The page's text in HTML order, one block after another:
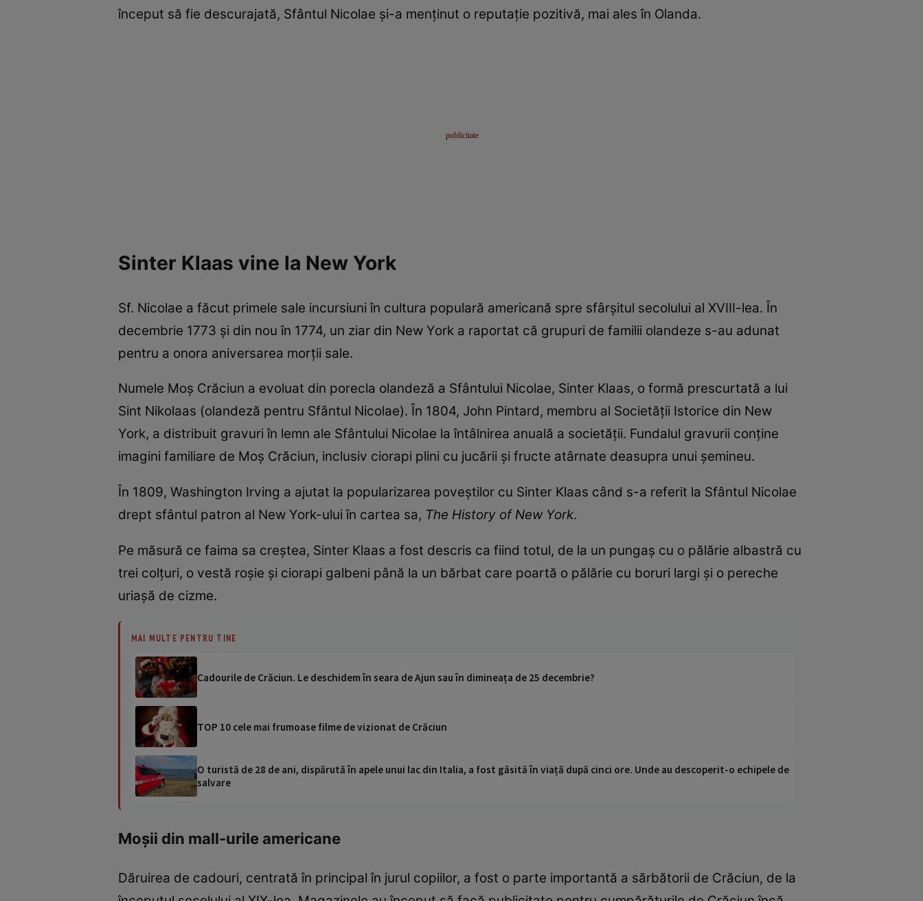
început să fie descurajată, Sfântul Nicolae și-a menținut o reputație pozitivă, mai ales în Olanda.
Sinter Klaas vine la New York
Sf. Nicolae a făcut primele sale incursiuni în cultura populară americană spre sfârșitul secolului al XVIII-lea. În
decembrie 1773 și din nou în 1774, un ziar din New York a raportat că grupuri de familii olandeze s-au adunat
pentru a onora aniversarea morții sale.
Numele Moș Crăciun a evoluat din porecla olandeză a Sfântului Nicolae, Sinter Klaas, o formă prescurtată a lui
Sint Nikolaas (olandeză pentru Sfântul Nicolae). În 1804, John Pintard, membru al Societății Istorice din New
York, a distribuit gravuri în lemn ale Sfântului Nicolae la întâlnirea anuală a societății. Fundalul gravurii conține
imagini familiare de Moș Crăciun, inclusiv ciorapi plini cu jucării și fructe atârnate deasupra unui șemineu.
În 1809, Washington Irving a ajutat la popularizarea poveștilor cu Sinter Klaas când s-a referit la Sfântul Nicolae
drept sfântul patron al New York-ului în cartea sa, The History of New York.
Pe măsură ce faima sa creștea, Sinter Klaas a fost descris ca fiind totul, de la un pungaș cu o pălărie albastră cu
trei colțuri, o vestă roșie și ciorapi galbeni până la un bărbat care poartă o pălărie cu boruri largi și o pereche
uriașă de cizme.
MAI MULTE PENTRU TINE
Cadourile de Crăciun. Le deschidem în seara de Ajun sau în dimineața de 25 decembrie?
TOP 10 cele mai frumoase filme de vizionat de Crăciun
O turistă de 28 de ani, dispărută în apele unui lac din Italia, a fost găsită în viață după cinci ore. Unde au descoperit-o echipele de
salvare
Moșii din mall-urile americane
Dăruirea de cadouri, centrată în principal în jurul copiilor, a fost o parte importantă a sărbătorii de Crăciun, de la